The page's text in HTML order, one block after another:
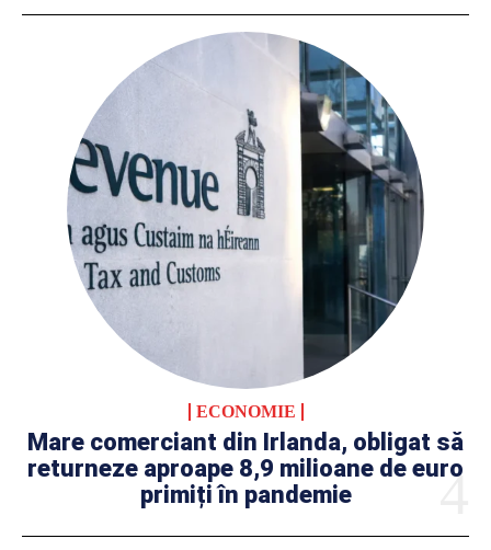
ECONOMIE
Mare comerciant din Irlanda, obligat să
returneze aproape 8,9 milioane de euro
primiți în pandemie